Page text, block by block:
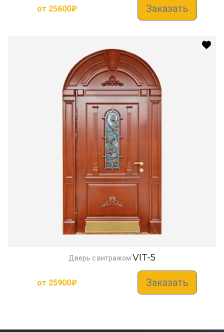
от 25600₽ Заказать
Дверь с витражом VIT-5
от 25900₽ Заказать